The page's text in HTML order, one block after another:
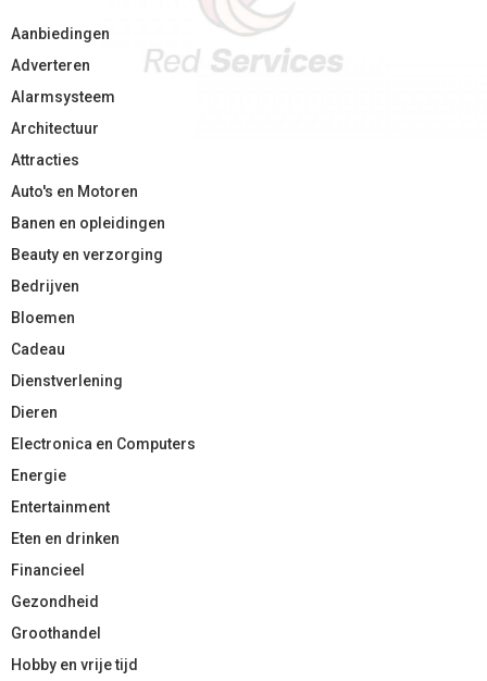
Aanbiedingen
Adverteren
Alarmsysteem
Architectuur
Attracties
Auto's en Motoren
Banen en opleidingen
Beauty en verzorging
Bedrijven
Bloemen
Cadeau
Dienstverlening
Dieren
Electronica en Computers
Energie
Entertainment
Eten en drinken
Financieel
Gezondheid
Groothandel
Hobby en vrije tijd